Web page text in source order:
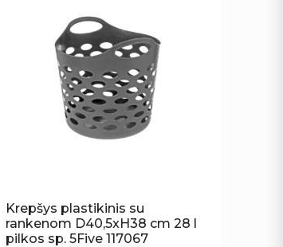
Krepšys plastikinis su
rankenom D40,5xH38 cm 28 l
pilkos sp. 5Five 117067